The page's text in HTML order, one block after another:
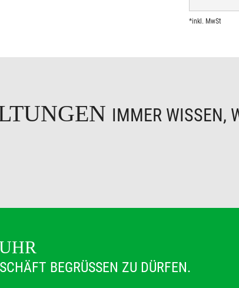
*inkl. MwSt
IMMER WISSEN,
BEGRÜSSEN ZU DÜRFEN.